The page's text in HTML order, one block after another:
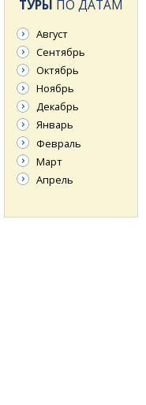
ТУРЫ ПО ДАТАМ
Август
Сентябрь
Октябрь
Ноябрь
Декабрь
Январь
Февраль
Март
Апрель